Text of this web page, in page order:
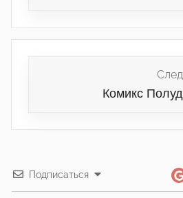
Комикс
Подписаться